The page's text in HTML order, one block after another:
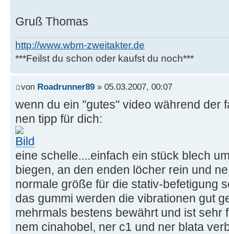
Gruß Thomas
http://www.wbm-zweitakter.de
***Feilst du schon oder kaufst du noch***
von Roadrunner89 » 05.03.2007, 00:07
wenn du ein "gutes" video während der
nen tipp für dich:
eine schelle....einfach ein stück blech
biegen, an den enden löcher rein und
normale größe für die stativ-befetigung
das gummi werden die vibrationen gut
mehrmals bestens bewährt und ist sehr
nem cinahobel, ner c1 und ner blata